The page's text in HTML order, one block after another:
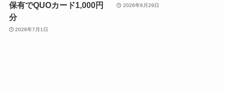
保有でQUOカード1,000円
分
2026年7月1日
2026年6月29日